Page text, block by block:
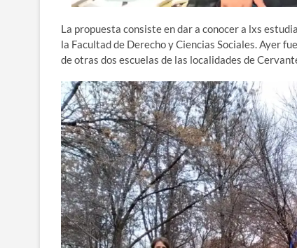
La propuesta consiste en dar a conocer a lxs
la Facultad de Derecho y Ciencias Sociales. Ayer
de otras dos escuelas de las localidades de